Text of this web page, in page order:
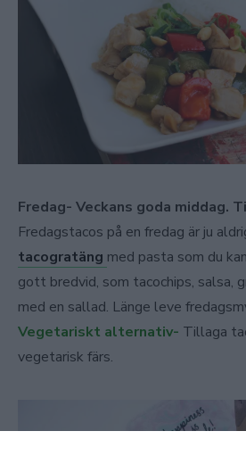
Fredag- Veckans goda middag.
Fredagstacos på en fredag är ju
tacogratäng med pasta som du
gott bredvid, som tacochips, salsa,
med en sallad. Länge leve
Vegetariskt alternativ- Tillaga
vegetarisk färs.